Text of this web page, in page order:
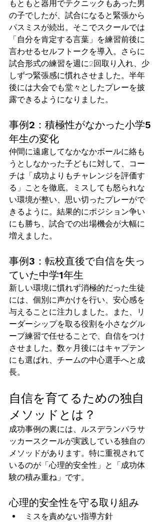
もともと器用でテクニックもあった男
の子でしたが、試合になると緊張から
パスミスが続出。そこでスクールでは
「自分を肯定する言葉」を練習前後に
言わせるセルフトークを導入。さらに
試合形式の練習を週に2回取り入れ、少
しずつ緊張感に慣れさせました。半年
後には大会でも堂々としたプレーを披
露できるようになりました。
事例2：積極性がなかった小学5
年生の変化
仲間に遠慮してなかなかボールに絡も
うとしなかった子どもに対して、コー
チは「成功よりもチャレンジを評価す
る」ことを徹底。ミスしても怒られな
い環境が整い、思い切ったプレーがで
きるように。結果的にポジション争い
にも勝ち、試合での出場機会が大幅に
増えました。
事例3：転校直後で自信を失っ
ていた中学1年生
新しい環境に慣れず消極的だった生徒
には、個別に声かけを行い、安心感を
与えることに注力しました。また、リ
ーダーシップを取る役割を小さなグル
ープ練習で任せることで、自信をつけ
させました。数ヶ月後にはキャプテン
にも選ばれ、チームの中心選手へと成
長。
自信を育てるための独自
メソッドとは？
成功事例の裏には、ルスデランパラサ
ッカースクールが実践している独自の
メソッドがあります。特に重視されて
いるのが「心理的安全性」と「成功体
験の積み重ね」です。
心理的安全性を守る取り組み
ミスを責めない指導方針